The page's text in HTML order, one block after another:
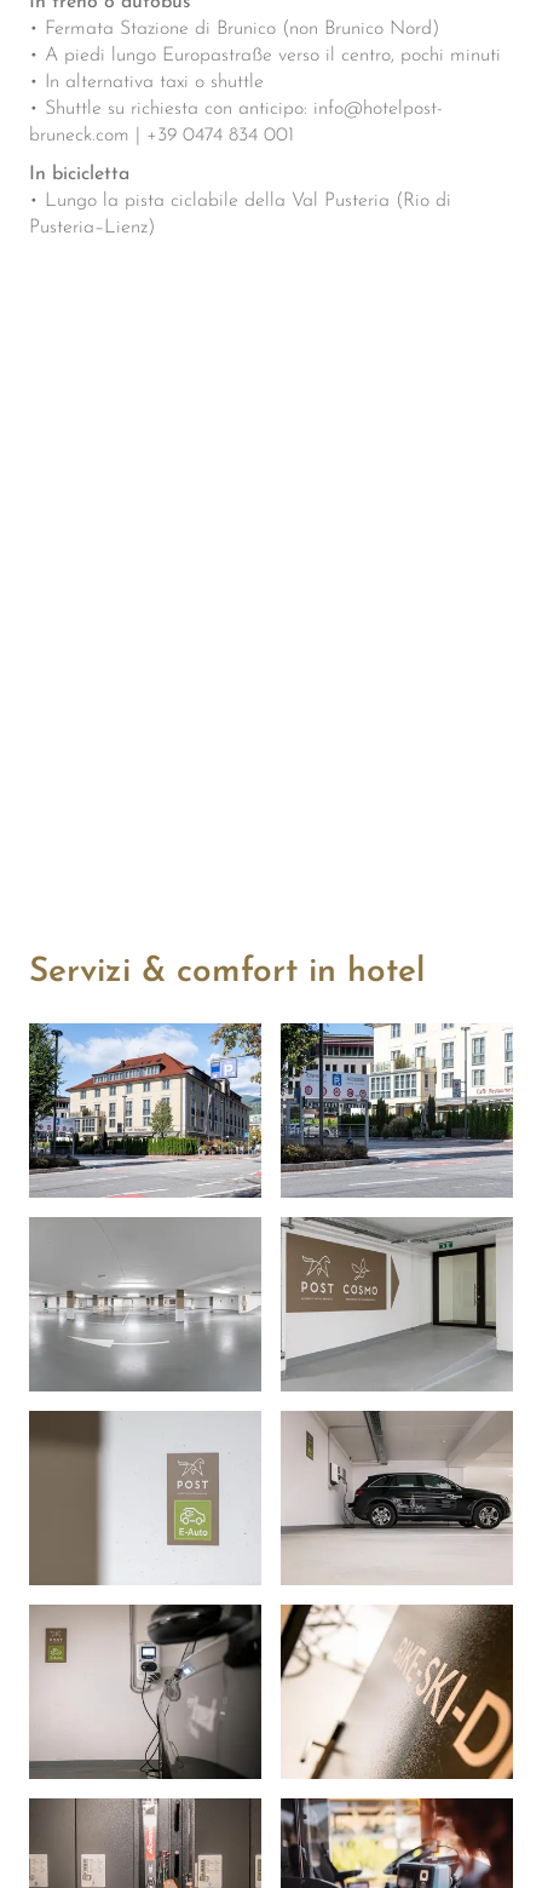
• Fermata Stazione di Brunico (non Brunico Nord)
• A piedi lungo Europastraße verso il centro, pochi minuti
• In alternativa taxi o shuttle
• Shuttle su richiesta con anticipo: info@hotelpost-
bruneck.com | +39 0474 834 001
In bicicletta
• Lungo la pista ciclabile della Val Pusteria (Rio di
Pusteria–Lienz)
Servizi & comfort in hotel